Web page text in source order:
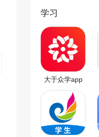
学习
大于众学app